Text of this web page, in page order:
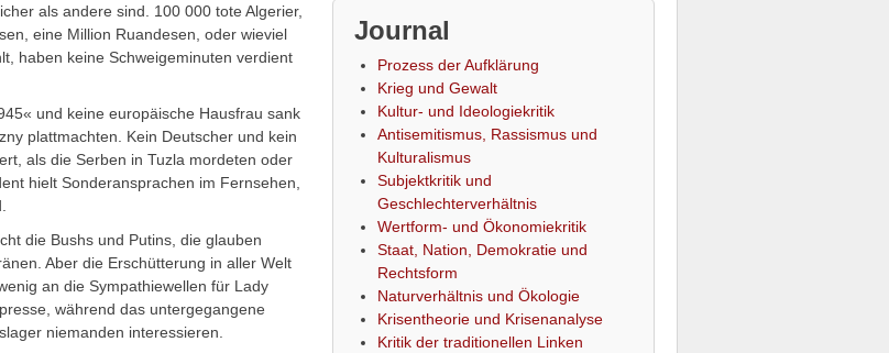
als andere sind. 100 000 tote Algerier,
eine Million Ruandesen, oder wieviel
haben keine Schweigeminuten verdient
und keine europäische Hausfrau sank
plattmachten. Kein Deutscher und kein
als die Serben in Tuzla mordeten oder
hielt Sonderansprachen im Fernsehen,
die Bushs und Putins, die glauben
Aber die Erschütterung in aller Welt
an die Sympathiewellen für Lady
während das untergegangene
niemanden interessieren.
Journal
Prozess der Aufklärung
Krieg und Gewalt
Kultur- und Ideologiekritik
Antisemitismus, Rassismus und
Kulturalismus
Subjektkritik und
Geschlechterverhältnis
Wertform- und Ökonomiekritik
Staat, Nation, Demokratie und
Rechtsform
Naturverhältnis und Ökologie
Krisentheorie und Krisenanalyse
Kritik der traditionellen Linken